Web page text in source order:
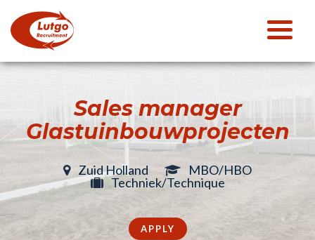
Sales manager
Glastuinbouwprojecten
Zuid Holland
MBO/HBO
Techniek/Technique
APPLY